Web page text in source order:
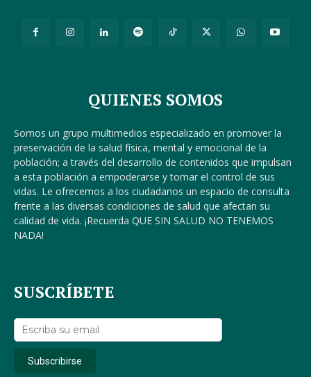
QUIENES SOMOS
Somos un grupo multimedios especializado en promover la
preservación de la salud física, mental y emocional de la
población; a través del desarrollo de contenidos que impulsan
a esta población a empoderarse y tomar el control de sus
vidas. Le ofrecemos a los ciudadanos un espacio de consulta
frente a las diversas condiciones de salud que afectan su
calidad de vida. ¡Recuerda QUE SIN SALUD NO TENEMOS
NADA!
SUSCRÍBETE